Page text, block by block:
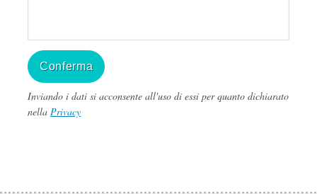
Inviando i dati si acconsente all'uso di essi per quanto dichiarato
nellaPrivacy